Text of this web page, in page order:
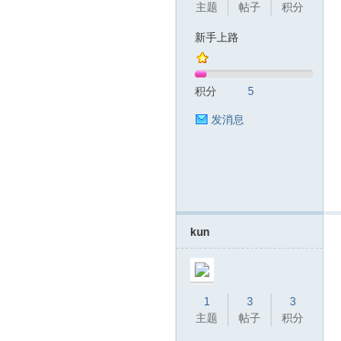
主题
帖子
积分
新手上路
积分 5
发消息
kun
1
主题
3
帖子
3
积分